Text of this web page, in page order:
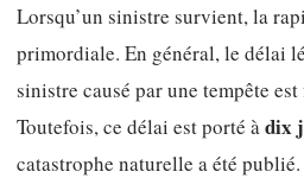
Lorsqu’un sinistre survient, la
primordiale. En général, le délai
sinistre causé par une tempête est
Toutefois, ce délai est porté àdix
catastrophe naturelle a été